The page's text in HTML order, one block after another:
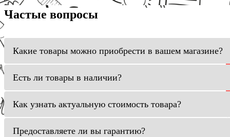
Частые вопросы
Какие товары можно приобрести в вашем магазине?
Есть ли товары в наличии?
Как узнать актуальную стоимость товара?
Предоставляете ли вы гарантию?